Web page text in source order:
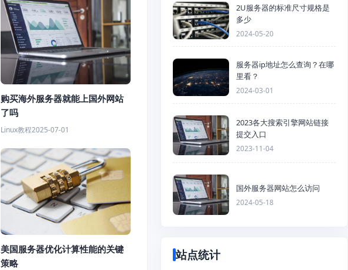
购买海外服务器就能上国外网站
了吗
Linux教程2025-07-01
美国服务器优化计算性能的关键
策略
2U服务器的标准尺寸规格是
多少
2024-05-20
服务器ip地址怎么查询？在哪
里看？
2024-03-01
2023各大搜索引擎网站链接
提交入口
2023-11-04
国外服务器网站怎么访问
2024-05-18
站点统计